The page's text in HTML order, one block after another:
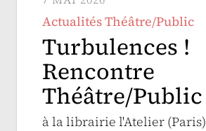
Actualités Théâtre/Public
Turbulences !
Rencontre
Théâtre/Public
à la librairie l'Atelier (Paris)